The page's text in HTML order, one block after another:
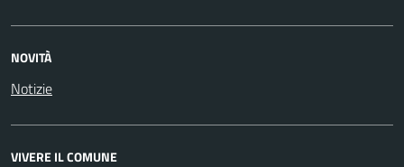
NOVITÀ
Notizie
VIVERE IL COMUNE